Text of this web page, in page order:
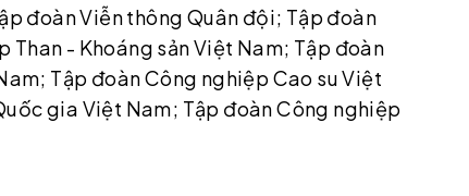
đoàn Viễn thông Quân đội; Tập đoàn
Than - Khoáng sản Việt Nam; Tập đoàn
Tập đoàn Công nghiệp Cao su Việt
gia Việt Nam; Tập đoàn Công nghiệp